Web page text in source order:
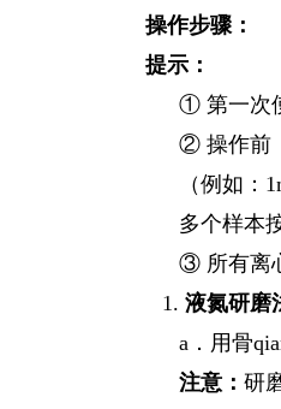
操作步骤：
提示：
① 第一次
② 操作前
（例如：
多个样本
③ 所有离
1. 液氮研磨
a．用骨
注意： 研